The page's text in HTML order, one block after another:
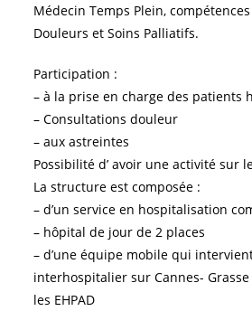
Médecin Temps Plein,
Douleurs et Soins Palliatifs.
Participation :
– à la prise en charge des patients
– Consultations douleur
– aux astreintes
Possibilité d’ avoir une activité sur
La structure est composée :
– d’un service en hospitalisation
– hôpital de jour de 2 places
– d’une équipe mobile qui
interhospitalier sur Cannes-
les EHPAD